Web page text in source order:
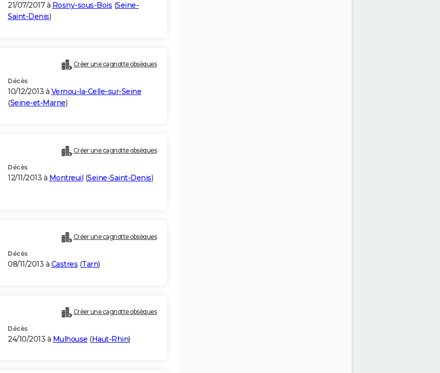
21/07/2017 à Rosny-sous-Bois (Seine-
Saint-Denis)
Créer une cagnotte obsèques
Décès
10/12/2013 à Vernou-la-Celle-sur-Seine
(Seine-et-Marne)
Créer une cagnotte obsèques
Décès
12/11/2013 à Montreuil (Seine-Saint-Denis)
Créer une cagnotte obsèques
Décès
08/11/2013 à Castres (Tarn)
Créer une cagnotte obsèques
Décès
24/10/2013 à Mulhouse (Haut-Rhin)